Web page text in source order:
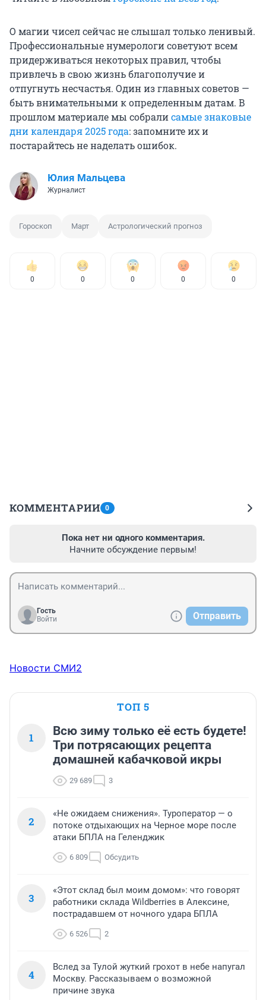
О магии чисел сейчас не слышал только ленивый.
Профессиональные нумерологи советуют всем
придерживаться некоторых правил, чтобы
привлечь в свою жизнь благополучие и
отпугнуть несчастья. Один из главных советов —
быть внимательными к определенным датам. В
прошлом материале мы собралисамые знаковые
дни календаря 2025 года: запомните их и
постарайтесь не наделать ошибок.
Юлия Мальцева
Журналист
Гороскоп Март Астрологический прогноз
0 0 0 0 0
КОММЕНТАРИИ 0
Пока нет ни одного комментария.
Начните обсуждение первым!
Гость
Войти
Отправить
Новости СМИ2
ТОП 5
1
Всю зиму только её есть будете!
Три потрясающих рецепта
домашней кабачковой икры
29 689 3
2
«Не ожидаем снижения». Туроператор — о
потоке отдыхающих на Черное море после
атаки БПЛА на Геленджик
6 809 Обсудить
3
«Этот склад был моим домом»: что говорят
работники склада Wildberries в Алексине,
пострадавшем от ночного удара БПЛА
6 526 2
4
Вслед за Тулой жуткий грохот в небе напугал
Москву. Рассказываем о возможной
причине звука